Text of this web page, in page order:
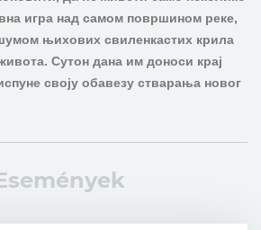
игра над самом површином реке,
њихових свиленкастих крила
Сутон дана им доноси крај
своју обавезу стварања новог